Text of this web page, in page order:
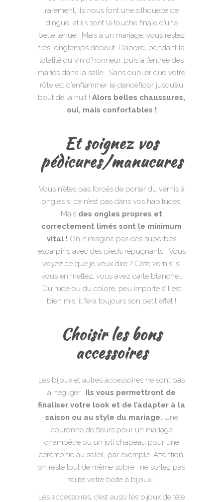
rarement, ils nous font une silhouette de
dingue, et ils sont la touche finale d’une
belle tenue… Mais à un mariage, vous restez
très longtemps debout. D’abord, pendant la
totalité du vin d’honneur, puis à l’entrée des
mariés dans la salle… Sans oublier que votre
rôle est d’enflammer le dancefloor jusqu’au
bout de la nuit ! Alors belles chaussures,
oui, mais confortables !
Et soignez vos
pédicures/manucures
Vous n’êtes pas forcés de porter du vernis à
ongles si ce n’est pas dans vos habitudes.
Mais des ongles propres et
correctement limés sont le minimum
vital ! On n’imagine pas des superbes
escarpins avec des pieds répugnants… Vous
voyez ce que je veux dire ? Côté vernis, si
vous en mettez, vous avez carte blanche…
Du rude ou du coloré, peu importe s’il est
bien mis, il fera toujours son petit effet !
Choisir les bons
accessoires
Les bijoux et autres accessoires ne sont pas
à négliger… Ils vous permettront de
finaliser votre look et de l’adapter à la
saison ou au style du mariage. Une
couronne de fleurs pour un mariage
champêtre ou un joli chapeau pour une
cérémonie au soleil, par exemple. Attention,
on reste tout de même sobre : ne sortez pas
toute votre boîte à bijoux !
Les accessoires, c’est aussi les bijoux de tête